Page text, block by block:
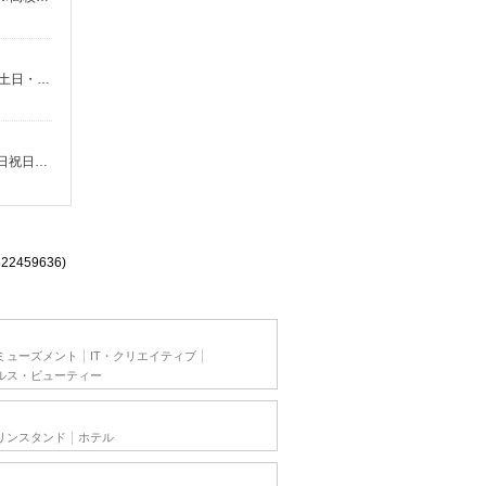
時給1280円 ※22:00以降は時給1600円 ※高校生時給1250円 ※労働組合費あり（基本時給×月間時間数×1.8％） ■土日・祝手当 土日・祝は時給＋50円
時給1,250円 18歳未満（高校生含む）時給1,250円 深夜（22時以降 年少者不可）時給1,562円 ☆早朝手当：時給＋100円 ☆土日祝日手当：時給＋100円 ☆12月31日〜1月3日まで年末年始手当有（時給アップ）
ューズメント
IT・クリエイティブ
ス・ビューティー
ンスタンド ホテル